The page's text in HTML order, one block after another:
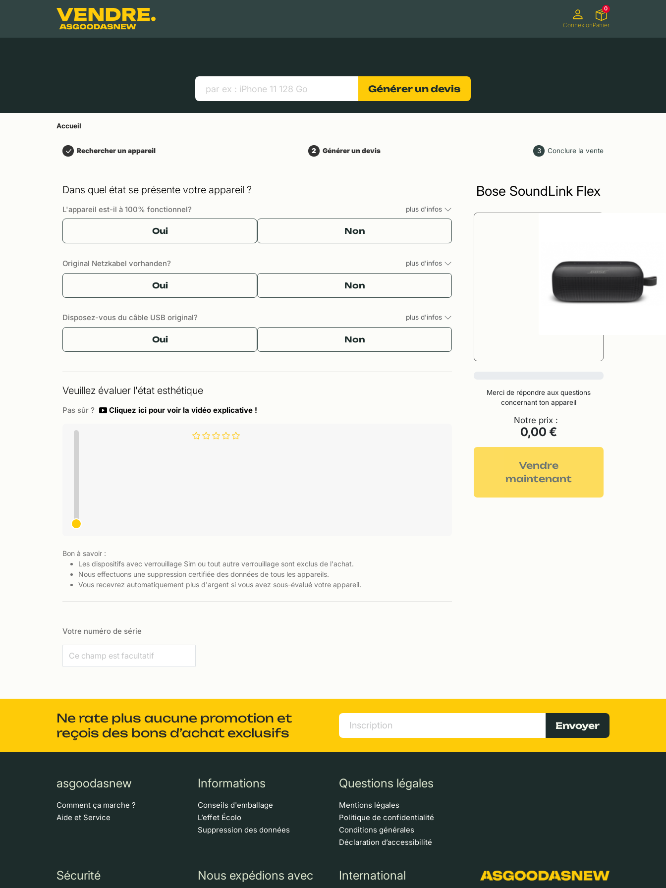
Contenu principal
ConnexionPanier
0
Générer un devis
Accueil
Rechercher un appareil 2 Générer un devis 3 Conclure la vente
Dans quel état se présente votre appareil ?
L'appareil est-il à 100% fonctionnel? plus d'infos
Oui Non
Original Netzkabel vorhanden? plus d'infos
Oui Non
Disposez-vous du câble USB original? plus d'infos
Oui Non
Veuillez évaluer l'état esthétique
Pas sûr ? Cliquez ici pour voir la vidéo explicative !
Bon à savoir :
Les dispositifs avec verrouillage Sim ou tout autre verrouillage sont exclus de l'achat.
Nous effectuons une suppression certifiée des données de tous les appareils.
Vous recevrez automatiquement plus d'argent si vous avez sous-évalué votre appareil.
Votre numéro de série
Bose SoundLink Flex
Merci de répondre aux questions
concernant ton appareil
Notre prix :
0,00 €
Vendre
maintenant
Ne rate plus aucune promotion et
reçois des bons d’achat exclusifs
Envoyer
asgoodasnew
Comment ça marche ?
Aide et Service
Informations
Conseils d'emballage
L’effet Écolo
Suppression des données
Questions légales
Mentions légales
Politique de confidentialité
Conditions générales
Déclaration d’accessibilité
Sécurité Nous expédions avec International